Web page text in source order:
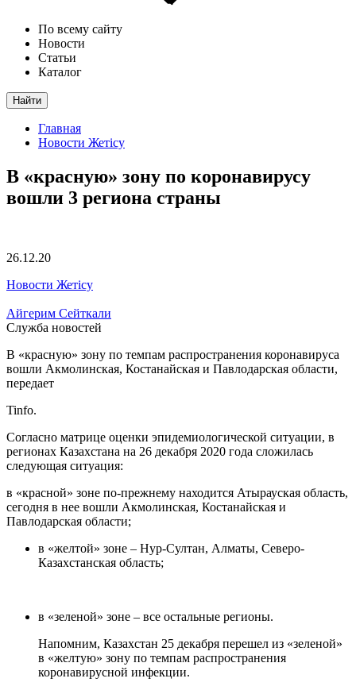
По всему сайту
Новости
Статьи
Каталог
Найти
Главная
Новости Жетісу
В «красную» зону по коронавирусу
вошли 3 региона страны
26.12.20
Новости Жетісу
Айгерим Сейткали
Служба новостей
В «красную» зону по темпам распространения коронавируса
вошли Акмолинская, Костанайская и Павлодарская области,
передает
Tinfo.
Согласно матрице оценки эпидемиологической ситуации, в
регионах Казахстана на 26 декабря 2020 года сложилась
следующая ситуация:
в «красной» зоне по-прежнему находится Атырауская область,
сегодня в нее вошли Акмолинская, Костанайская и
Павлодарская области;
в «желтой» зоне – Нур-Султан, Алматы, Северо-
Казахстанская область;
в «зеленой» зоне – все остальные регионы.
Напомним, Казахстан 25 декабря перешел из «зеленой»
в «желтую» зону по темпам распространения
коронавирусной инфекции.